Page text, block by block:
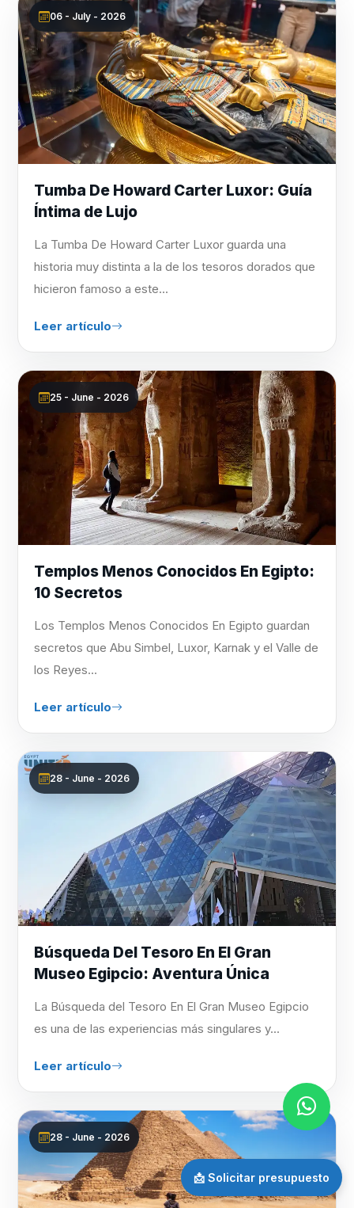
06 - July - 2026
Tumba De Howard Carter Luxor: Guía
Íntima de Lujo
La Tumba De Howard Carter Luxor guarda una
historia muy distinta a la de los tesoros dorados que
hicieron famoso a este...
Leer artículo
25 - June - 2026
Templos Menos Conocidos En Egipto:
10 Secretos
Los Templos Menos Conocidos En Egipto guardan
secretos que Abu Simbel, Luxor, Karnak y el Valle de
los Reyes...
Leer artículo
28 - June - 2026
Búsqueda Del Tesoro En El Gran
Museo Egipcio: Aventura Única
La Búsqueda del Tesoro En El Gran Museo Egipcio
es una de las experiencias más singulares y...
Leer artículo
28 - June - 2026
📩 Solicitar presupuesto